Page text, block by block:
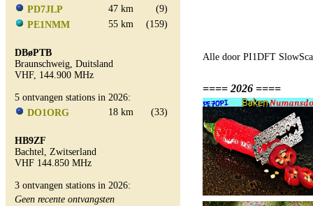
PD7JLP
47 km
(9)
PE1NMM
55 km (159)
DBøPTB
Braunschweig, Duitsland
VHF, 144.900 MHz
5 ontvangen stations in 2026:
DO1ORG
18 km (33)
HB9ZF
Bachtel, Zwitserland
VHF 144.850 MHz
3 ontvangen stations in 2026:
Geen recente ontvangsten
Alle door PI1DFT
==== 2026 ====